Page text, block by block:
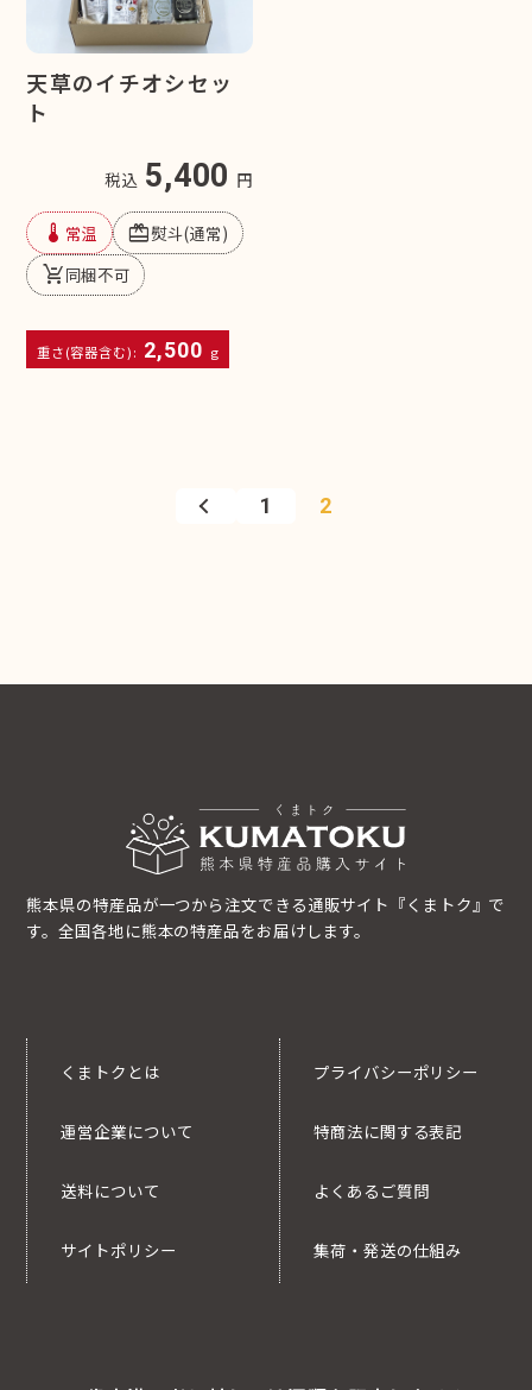
天草のイチオシセッ
ト
税込 5,400 円
device_thermostat 常温 redeem熨斗(通常)
remove_shopping_cart同梱不可
重さ(容器含む): 2,500 g
1 2
熊本県の特産品が一つから注文できる通販サイト『くまトク』で
す。全国各地に熊本の特産品をお届けします。
くまトクとは
運営企業について
送料について
サイトポリシー
プライバシーポリシー
特商法に関する表記
よくあるご質問
集荷・発送の仕組み